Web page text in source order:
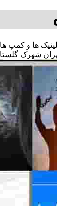
ها و کمپ
شهرک